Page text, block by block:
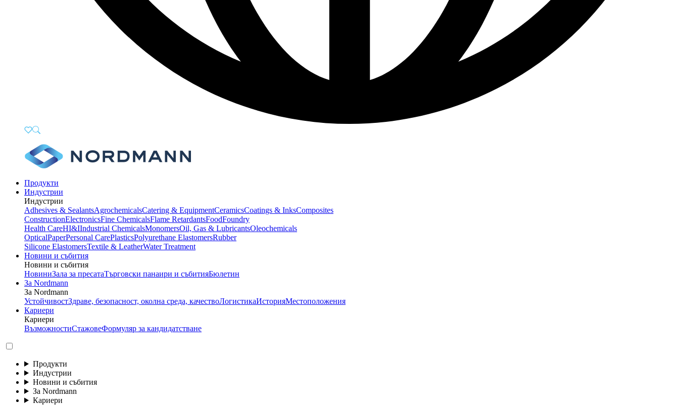
Продукти
Индустрии
Индустрии
Adhesives & SealantsAgrochemicalsCatering & EquipmentCeramicsCoatings & InksComposites
ConstructionElectronicsFine ChemicalsFlame RetardantsFoodFoundry
Health CareHI&IIndustrial ChemicalsMonomersOil, Gas & LubricantsOleochemicals
OpticalPaperPersonal CarePlasticsPolyurethane ElastomersRubber
Silicone ElastomersTextile & LeatherWater Treatment
Новини и събития
Новини и събития
НовиниЗала за пресатаТърговски панаири и събитияБюлетин
За Nordmann
За Nordmann
УстойчивостЗдраве, безопасност, околна среда, качествоЛогистикаИсторияМестоположения
Кариери
Кариери
ВъзможностиСтажовеФормуляр за кандидатстване
Продукти
Индустрии
Новини и събития
За Nordmann
Кариери